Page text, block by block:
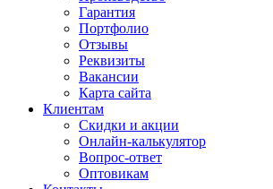
Гарантия
Портфолио
Отзывы
Реквизиты
Вакансии
Карта сайта
Клиентам
Скидки и акции
Онлайн-калькулятор
Вопрос-ответ
Оптовикам